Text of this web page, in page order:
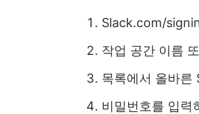
Slack.com/
작업 공간 이름
목록에서 올바른
비밀번호를 입력